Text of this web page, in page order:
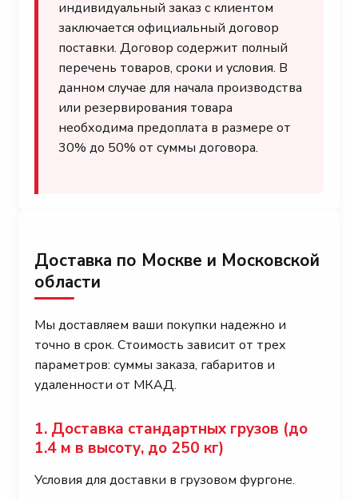
индивидуальный заказ с клиентом
заключается официальный договор
поставки. Договор содержит полный
перечень товаров, сроки и условия. В
данном случае для начала производства
или резервирования товара
необходима предоплата в размере от
30% до 50% от суммы договора.
Доставка по Москве и Московской
области
Мы доставляем ваши покупки надежно и
точно в срок. Стоимость зависит от трех
параметров: суммы заказа, габаритов и
удаленности от МКАД.
1. Доставка стандартных грузов (до
1.4 м в высоту, до 250 кг)
Условия для доставки в грузовом фургоне.